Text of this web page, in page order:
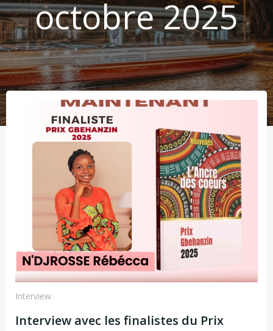
octobre 2025
Interview
Interview avec les finalistes du Prix